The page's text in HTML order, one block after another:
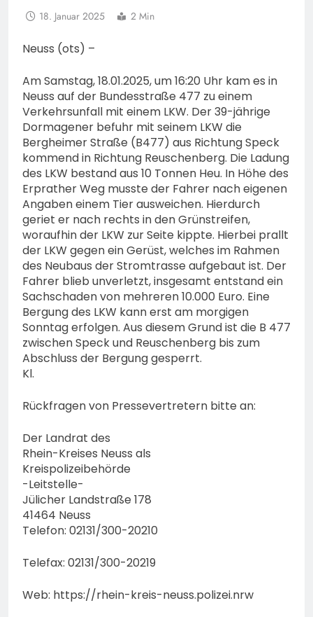
18. Januar 2025 2 Min
Neuss (ots) –
Am Samstag, 18.01.2025, um 16:20 Uhr kam es in
Neuss auf der Bundesstraße 477 zu einem
Verkehrsunfall mit einem LKW. Der 39-jährige
Dormagener befuhr mit seinem LKW die
Bergheimer Straße (B477) aus Richtung Speck
kommend in Richtung Reuschenberg. Die Ladung
des LKW bestand aus 10 Tonnen Heu. In Höhe des
Erprather Weg musste der Fahrer nach eigenen
Angaben einem Tier ausweichen. Hierdurch
geriet er nach rechts in den Grünstreifen,
woraufhin der LKW zur Seite kippte. Hierbei prallt
der LKW gegen ein Gerüst, welches im Rahmen
des Neubaus der Stromtrasse aufgebaut ist. Der
Fahrer blieb unverletzt, insgesamt entstand ein
Sachschaden von mehreren 10.000 Euro. Eine
Bergung des LKW kann erst am morgigen
Sonntag erfolgen. Aus diesem Grund ist die B 477
zwischen Speck und Reuschenberg bis zum
Abschluss der Bergung gesperrt.
Kl.
Rückfragen von Pressevertretern bitte an:
Der Landrat des
Rhein-Kreises Neuss als
Kreispolizeibehörde
-Leitstelle-
Jülicher Landstraße 178
41464 Neuss
Telefon: 02131/300-20210
Telefax: 02131/300-20219
Web: https://rhein-kreis-neuss.polizei.nrw